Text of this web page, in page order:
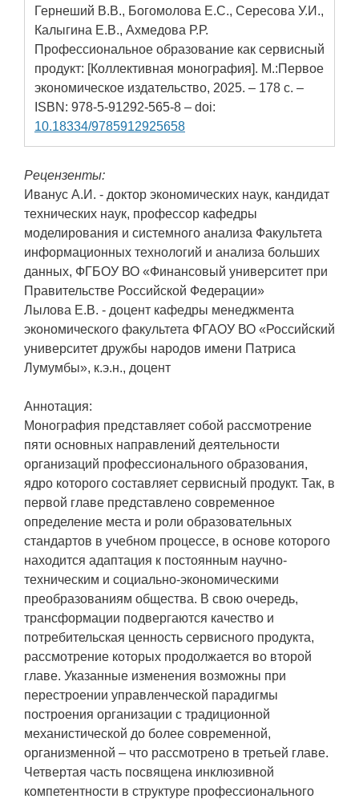
Гернеший В.В., Богомолова Е.С., Сересова У.И.,
Калыгина Е.В., Ахмедова Р.Р.
Профессиональное образование как сервисный
продукт: [Коллективная монография]. М.:Первое
экономическое издательство, 2025. – 178 с. –
ISBN: 978-5-91292-565-8 – doi:
10.18334/9785912925658
Рецензенты:
Иванус А.И. - доктор экономических наук, кандидат
технических наук, профессор кафедры
моделирования и системного анализа Факультета
информационных технологий и анализа больших
данных, ФГБОУ ВО «Финансовый университет при
Правительстве Российской Федерации»
Лылова Е.В. - доцент кафедры менеджмента
экономического факультета ФГАОУ ВО «Российский
университет дружбы народов имени Патриса
Лумумбы», к.э.н., доцент
Аннотация:
Монография представляет собой рассмотрение
пяти основных направлений деятельности
организаций профессионального образования,
ядро которого составляет сервисный продукт. Так, в
первой главе представлено современное
определение места и роли образовательных
стандартов в учебном процессе, в основе которого
находится адаптация к постоянным научно-
техническим и социально-экономическими
преобразованиям общества. В свою очередь,
трансформации подвергаются качество и
потребительская ценность сервисного продукта,
рассмотрение которых продолжается во второй
главе. Указанные изменения возможны при
перестроении управленческой парадигмы
построения организации с традиционной
механистической до более современной,
организменной – что рассмотрено в третьей главе.
Четвертая часть посвящена инклюзивной
компетентности в структуре профессионального